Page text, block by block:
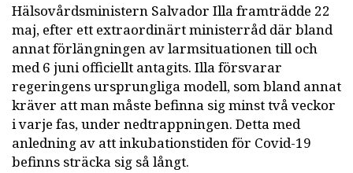
Hälsovårdsministern Salvador Illa framträdde 22
maj, efter ett extraordinärt ministerråd där bland
annat förlängningen av larmsituationen till och
med 6 juni officiellt antagits. Illa försvarar
regeringens ursprungliga modell, som bland annat
kräver att man måste befinna sig minst två veckor
i varje fas, under nedtrappningen. Detta med
anledning av att inkubationstiden för Covid-19
befinns sträcka sig så långt.